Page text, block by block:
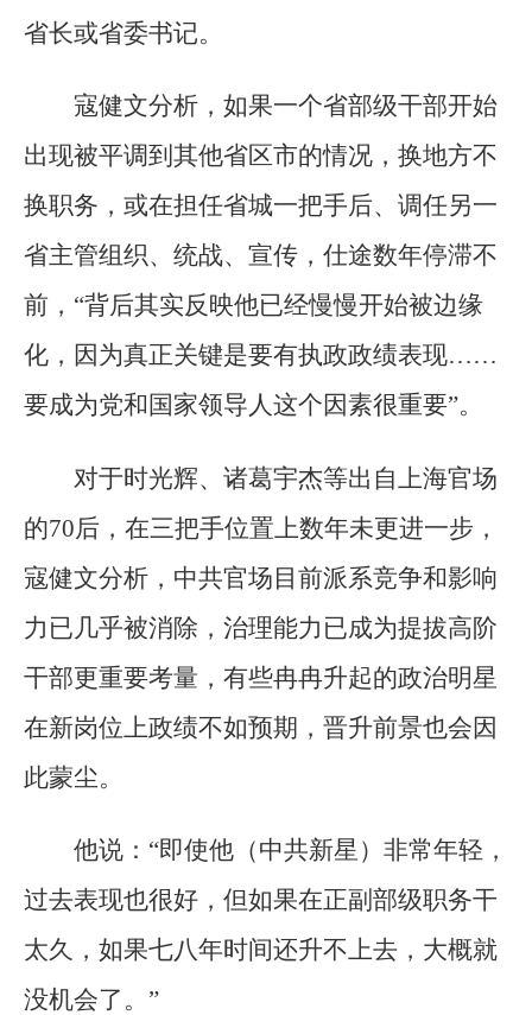
省长或省委书记。
寇健文分析，如果一个省部级干部开始
出现被平调到其他省区市的情况，换地方不
换职务，或在担任省城一把手后、调任另一
省主管组织、统战、宣传，仕途数年停滞不
前，“背后其实反映他已经慢慢开始被边缘
化，因为真正关键是要有执政政绩表现……
要成为党和国家领导人这个因素很重要”。
对于时光辉、诸葛宇杰等出自上海官场
的70后，在三把手位置上数年未更进一步，
寇健文分析，中共官场目前派系竞争和影响
力已几乎被消除，治理能力已成为提拔高阶
干部更重要考量，有些冉冉升起的政治明星
在新岗位上政绩不如预期，晋升前景也会因
此蒙尘。
他说：“即使他（中共新星）非常年轻，
过去表现也很好，但如果在正副部级职务干
太久，如果七八年时间还升不上去，大概就
没机会了。”